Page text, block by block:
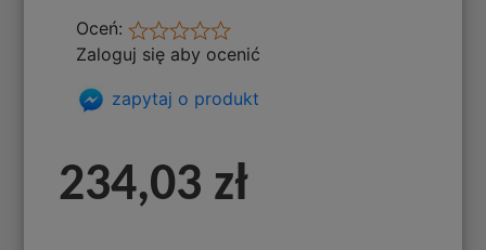
Oceń:
Zaloguj się aby ocenić
zapytaj o produkt
234,03 zł